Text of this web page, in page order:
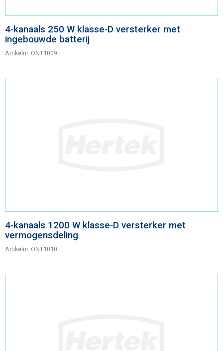
4‑kanaals 250 W klasse‑D versterker met
ingebouwde batterij
Artikelnr. ONT1009
4‑kanaals 1200 W klasse‑D versterker met
vermogensdeling
Artikelnr. ONT1010